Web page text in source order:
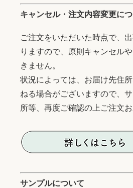
キャンセル・注文内容変更に
ご注文をいただいた時点で、
りますので、原則キャンセル
きません。
状況によっては、お届け先住
ねる場合がございますので、
所等、再度ご確認の上ご注文お
サンプルについて